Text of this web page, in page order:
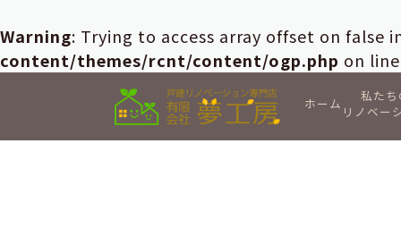
Warning: Trying to access array offset on false
content/themes/rcnt/content/ogp.php on
ホーム
私たち
リノベー